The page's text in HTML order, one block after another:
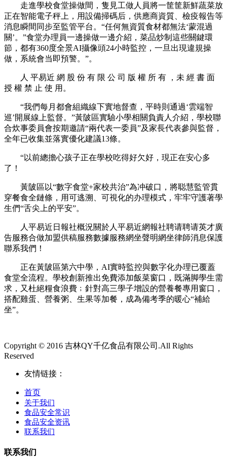
走進學校食堂操做間，隻見工做人員將一筐筐新鮮蔬菜放
正在智能電子秤上，用設備掃碼后，供應商資質、檢疫報告等
消息瞬間同步至監管平台。“任何無資質食材都無法‘蒙混過
關’。”食堂办理員一邊操做一邊介紹，菜品炒制這些關鍵環
節，都有360度全景AI攝像頭24小時監控，一旦出現違規操
做，系統會当即預警。”。
人 平易近 網 股 份 有 限 公 司 版 權 所 有 ，未 經 書 面
授 權 禁 止 使 用。
“我們每月都會組織線下實地督查，平時則通過‘雲端智
巡’開展線上監督。”黃陂區實驗小學相關負責人介紹，學校聯
合炊事委員會按期邀請“兩代表一委員”及家長代表參與監督，
全年已收集並落實優化建議13條。
“以前總擔心孩子正在學校吃得好欠好，現正在安心多
了！
黃陂區以“數字食堂+家校共治”為冲破口，將聪慧監管貫
穿餐食全鏈條，用可逃溯、可視化的办理模式，牢牢守護著學
生們“舌尖上的平安”。
人平易近日報社概況關於人平易近網報社聘请聘请英才廣
告服務合做加盟供稿服務數據服務網坐聲明網坐律師消息保護
聯系我們！
正在黃陂區第六中學，AI實時監控與數字化办理已覆蓋
食堂全流程。學校創新推出免費添加飯菜窗口，既滿脚學生需
求，又杜絕糧食浪費﹔針對高三學子增設的營養餐專用窗口，
搭配雞蛋、營養粥、生果等加餐，成為備考季的暖心“補給
坐”。
Copyright © 2016 吉林QY千亿食品有限公司.All Rights
Reserved
友情链接：
首页
关于我们
食品安全常识
食品安全资讯
联系我们
联系我们